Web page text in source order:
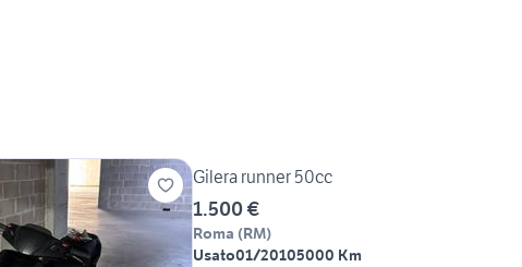
Gilera runner 50cc
1.500 €
Roma (RM)
Usato01/20105000 Km